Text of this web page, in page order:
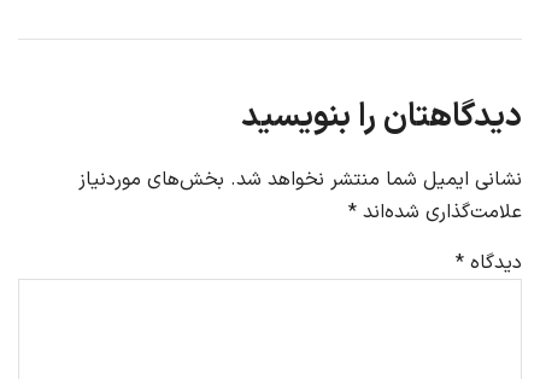
دیدگاهتان را بنویسید
نشانی ایمیل شما منتشر نخواهد شد. بخش‌های موردنیاز
علامت‌گذاری شده‌اند *
دیدگاه *